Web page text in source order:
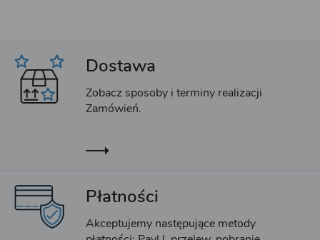
Dostawa
Zobacz sposoby i terminy realizacji
Zamówień.
Płatności
Akceptujemy następujące metody